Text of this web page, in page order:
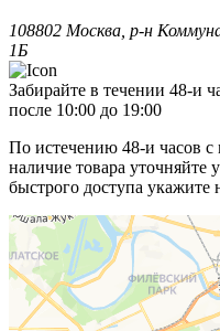
108802 Москва, р-н
1Б
Забирайте в течении 48-и
после 10:00 до 19:00
По истечению 48-и часов с
наличие товара уточняйте
быстрого доступа укажите